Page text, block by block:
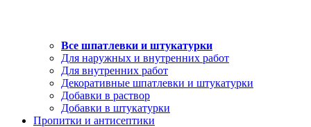
Все шпатлевки и штукатурки
Для наружных и внутренних работ
Для внутренних работ
Декоративные шпатлевки и штукатурки
Добавки в раствор
Добавки в штукатурки
Пропитки и антисептики